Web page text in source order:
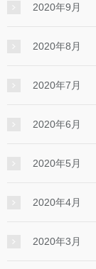
2020年9月
2020年8月
2020年7月
2020年6月
2020年5月
2020年4月
2020年3月